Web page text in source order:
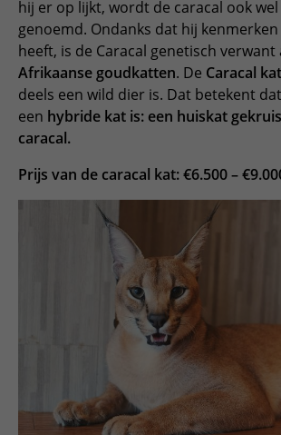
hij er op lijkt, wordt de caracal ook wel
genoemd. Ondanks dat hij
heeft, is de Caracal genetisch verwant
Afrikaanse goudkatten. De Caracal kat
deels een wild dier is. Dat betekent
een hybride kat is: een huiskat
caracal.
Prijs van de caracal kat: €6.500 –